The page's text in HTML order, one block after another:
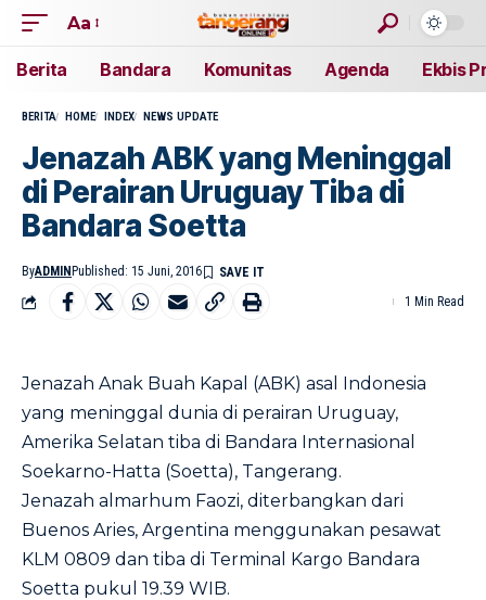
Aa
Berita Bandara Komunitas Agenda Ekbis
BERITA HOME INDEX NEWS UPDATE
Jenazah ABK yang Meninggal
di Perairan Uruguay Tiba di
Bandara Soetta
ByADMIN Published: 15 Juni, 2016
1 Min Read
Jenazah Anak Buah Kapal (ABK) asal Indonesia
yang meninggal dunia di perairan Uruguay,
Amerika Selatan tiba di Bandara Internasional
Soekarno-Hatta (Soetta), Tangerang.
Jenazah almarhum Faozi, diterbangkan dari
Buenos Aries, Argentina menggunakan pesawat
KLM 0809 dan tiba di Terminal Kargo Bandara
Soetta pukul 19.39 WIB.